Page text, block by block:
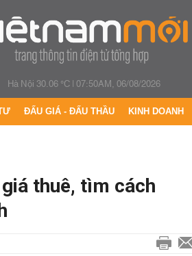
Hà Nội 30.06 °C|07:50AM, 06/08/2026
ĐẤU GIÁ - ĐẤU THẦU KINH DOANH
thuê, tìm cách